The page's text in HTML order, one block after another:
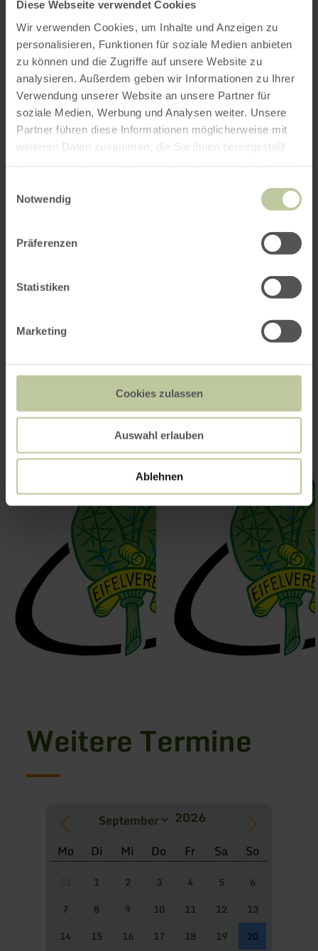
Diese Webseite verwendet Cookies
Wir verwenden Cookies, um Inhalte und Anzeigen zu
personalisieren, Funktionen für soziale Medien anbieten
zu können und die Zugriffe auf unsere Website zu
analysieren. Außerdem geben wir Informationen zu Ihrer
Verwendung unserer Website an unsere Partner für
soziale Medien, Werbung und Analysen weiter. Unsere
Partner führen diese Informationen möglicherweise mit
weiteren Daten zusammen, die Sie ihnen bereitgestellt
Notwendig
Präferenzen
Statistiken
Marketing
Cookies zulassen
Auswahl erlauben
Ablehnen
herzlich eingeladen.
Impressionen
Weitere Termine
Mo Di Mi Do Fr Sa So
1 2 3 4 5
6
7
8 9 10 11 12
13
14
15 16 17 18 19
20